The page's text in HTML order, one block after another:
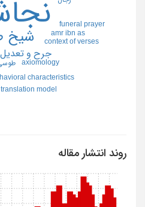
شيخ
جرح و تعديل
طوسي
amr ibn as
axiomology
characteristics
context of verses
model
funeral prayer
روند انتشار مقاله